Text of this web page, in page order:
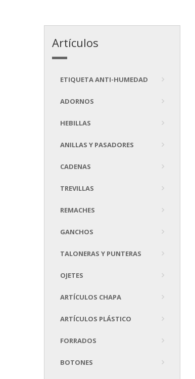
Artículos
ETIQUETA ANTI-HUMEDAD
ADORNOS
HEBILLAS
ANILLAS Y PASADORES
CADENAS
TREVILLAS
REMACHES
GANCHOS
TALONERAS Y PUNTERAS
OJETES
ARTÍCULOS CHAPA
ARTÍCULOS PLÁSTICO
FORRADOS
BOTONES